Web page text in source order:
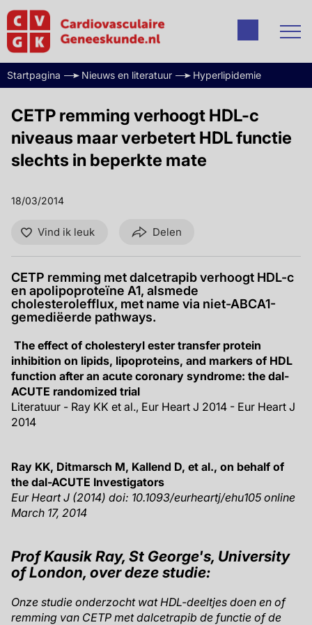
Startpagina Nieuws en literatuur Hyperlipidemie
CETP remming verhoogt HDL-c
niveaus maar verbetert HDL functie
slechts in beperkte mate
18/03/2014
Vind ik leuk Delen
CETP remming met dalcetrapib verhoogt HDL-c
en apolipoproteïne A1, alsmede
cholesterolefflux, met name via niet-ABCA1-
gemediëerde pathways.
The effect of cholesteryl ester transfer protein
inhibition on lipids, lipoproteins, and markers of HDL
function after an acute coronary syndrome: the dal-
ACUTE randomized trial
Literatuur - Ray KK et al., Eur Heart J 2014 - Eur Heart J
2014
Ray KK, Ditmarsch M, Kallend D, et al., on behalf of
the dal-ACUTE Investigators
Eur Heart J (2014) doi: 10.1093/eurheartj/ehu105 online
March 17, 2014
Prof Kausik Ray, St George's, University
of London, over deze studie:
Onze studie onderzocht wat HDL-deeltjes doen en of
remming van CETP met dalcetrapib de functie of de